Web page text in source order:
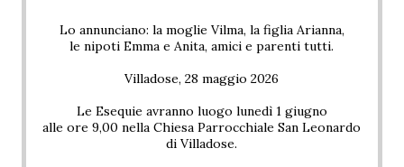
Lo annunciano: la moglie Vilma, la figlia Arianna,
le nipoti Emma e Anita, amici e parenti tutti.
Villadose, 28 maggio 2026
Le Esequie avranno luogo lunedì 1 giugno
alle ore 9,00 nella Chiesa Parrocchiale San Leonardo
di Villadose.